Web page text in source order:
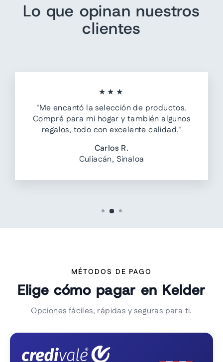
Lo que opinan nuestros
clientes
★★★
"Me encantó la selección de productos.
Compré para mi hogar y también algunos
regalos, todo con excelente calidad."
Carlos R.
Culiacán, Sinaloa
MÉTODOS DE PAGO
Elige cómo pagar en Kelder
Opciones fáciles, rápidas y seguras para ti.